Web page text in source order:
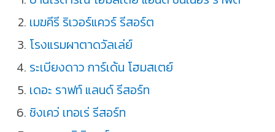
เมฆคีรี ริเวอร์แควร์ รีสอร์ต
โรงแรมผาตาดวัลเล่ย์
ระเบียงดาว การ์เด้น โฮมสเตย์
เดอะ ราฟท์ แลนด์ รีสอร์ท
ชิงเคว่ เทอเร่ รีสอร์ท